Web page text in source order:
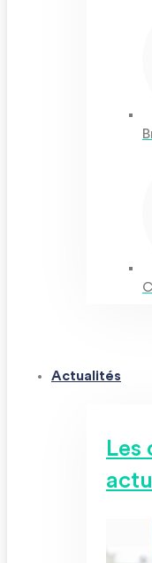
Actualités
Les